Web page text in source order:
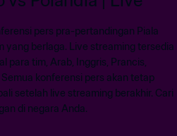
pers pra-pertandingan Piala
yang berlaga. Live streaming tersedia
para tim, Arab, Inggris, Prancis,
konferensi pers akan tetap
setelah live streaming berakhir. Cari
di negara Anda.